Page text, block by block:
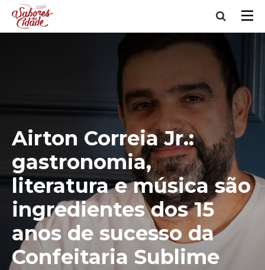
Airton Correia Jr.:
gastronomia,
literatura e música são
ingredientes dos 15
anos de sucesso da
Confeitaria Sublime